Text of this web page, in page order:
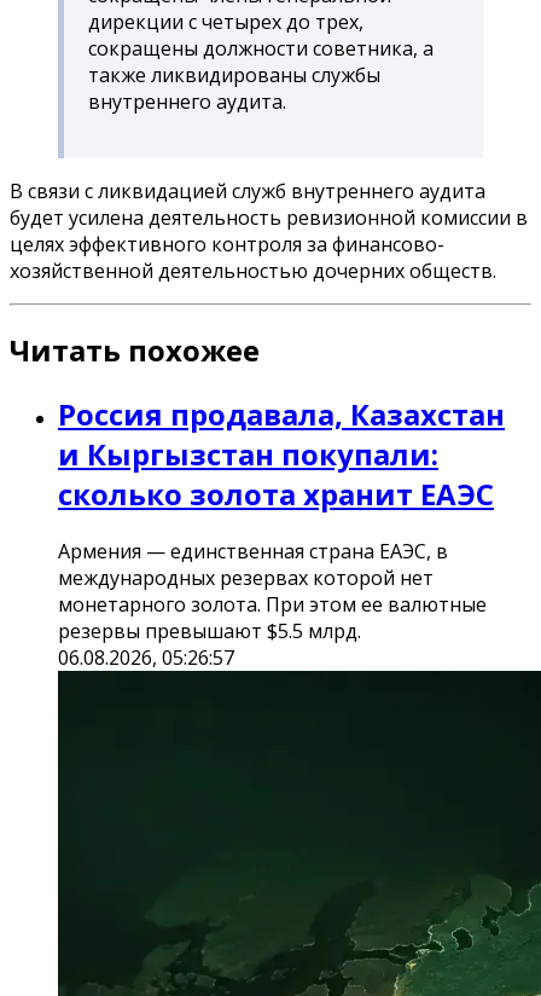
дирекции с четырех до трех,
сокращены должности советника, а
также ликвидированы службы
внутреннего аудита.
В связи с ликвидацией служб внутреннего аудита
будет усилена деятельность ревизионной комиссии в
целях эффективного контроля за финансово-
хозяйственной деятельностью дочерних обществ.
Читать похожее
Россия продавала, Казахстан
и Кыргызстан покупали:
сколько золота хранит ЕАЭС
Армения — единственная страна ЕАЭС, в
международных резервах которой нет
монетарного золота. При этом ее валютные
резервы превышают $5.5 млрд.
06.08.2026, 05:26:57